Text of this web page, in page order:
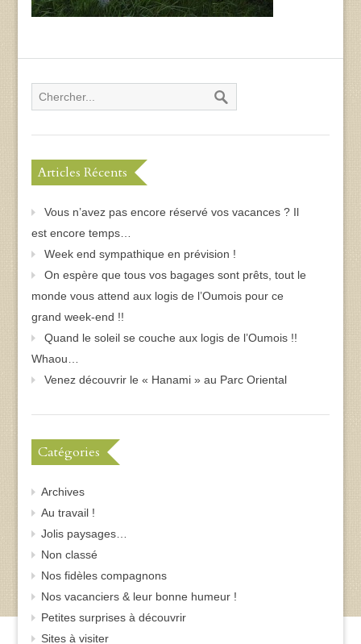
Articles Récents
Vous n’avez pas encore réservé vos vacances ? Il
est encore temps…
Week end sympathique en prévision !
On espère que tous vos bagages sont prêts, tout le
monde vous attend aux logis de l’Oumois pour ce
grand week-end !!
Quand le soleil se couche aux logis de l’Oumois !!
Whaou…
Venez découvrir le « Hanami » au Parc Oriental
Catégories
Archives
Au travail !
Jolis paysages…
Non classé
Nos fidèles compagnons
Nos vacanciers & leur bonne humeur !
Petites surprises à découvrir
Sites à visiter